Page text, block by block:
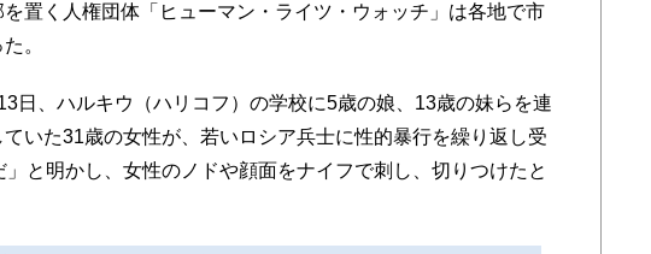
置く人権団体「ヒューマン・ライツ・ウォッチ」は各地で市
。
日、ハルキウ（ハリコフ）の学校に5歳の娘、13歳の妹らを連
いた31歳の女性が、若いロシア兵士に性的暴行を繰り返し受
と明かし、女性のノドや顔面をナイフで刺し、切りつけたと